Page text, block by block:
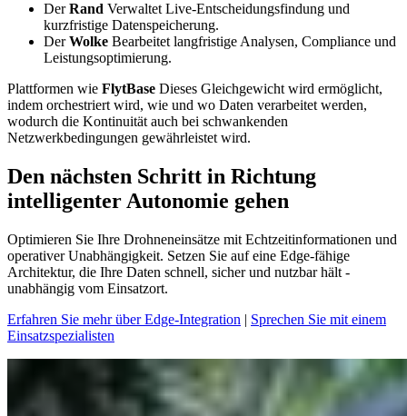
DerRand Verwaltet Live-Entscheidungsfindung und
kurzfristige Datenspeicherung.
DerWolke Bearbeitet langfristige Analysen, Compliance und
Leistungsoptimierung.
Plattformen wie FlytBase Dieses Gleichgewicht wird ermöglicht,
indem orchestriert wird, wie und wo Daten verarbeitet werden,
wodurch die Kontinuität auch bei schwankenden
Netzwerkbedingungen gewährleistet wird.
Den nächsten Schritt in Richtung
intelligenter Autonomie gehen
Optimieren Sie Ihre Drohneneinsätze mit Echtzeitinformationen und
operativer Unabhängigkeit. Setzen Sie auf eine Edge-fähige
Architektur, die Ihre Daten schnell, sicher und nutzbar hält -
unabhängig vom Einsatzort.
Erfahren Sie mehr über Edge-Integration | Sprechen Sie mit einem
Einsatzspezialisten